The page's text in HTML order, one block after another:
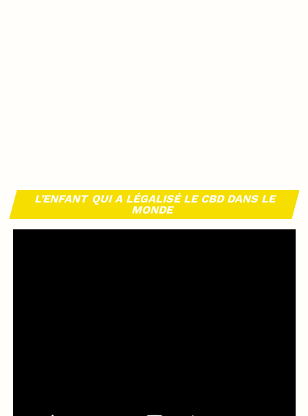
L’ENFANT QUI A LÉGALISÉ LE CBD DANS LE
MONDE